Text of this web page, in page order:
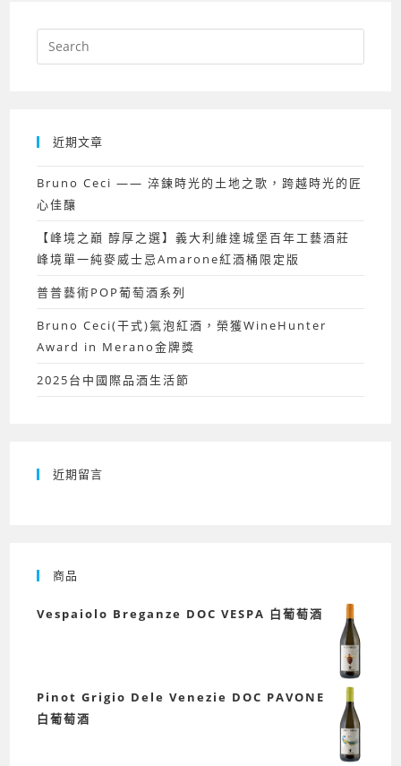
近期文章
Bruno Ceci —— 淬鍊時光的土地之歌，跨越時光的匠
心佳釀
【峰境之巔 醇厚之選】義大利維達城堡百年工藝酒莊
峰境單一純麥威士忌Amarone紅酒桶限定版
普普藝術POP葡萄酒系列
Bruno Ceci(干式)氣泡紅酒，榮獲WineHunter
Award in Merano金牌獎
2025台中國際品酒生活節
近期留言
商品
Vespaiolo Breganze DOC VESPA 白葡萄酒
Pinot Grigio Dele Venezie DOC PAVONE
白葡萄酒